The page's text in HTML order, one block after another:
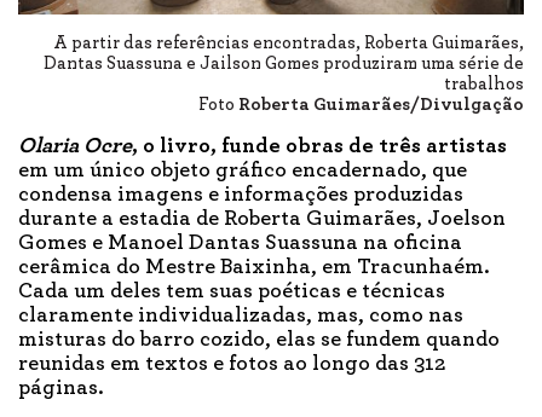
A partir das referências encontradas, Roberta Guimarães,
Dantas Suassuna e Jailson Gomes produziram uma série de
trabalhos
Foto Roberta Guimarães/Divulgação
Olaria Ocre, o livro, funde obras de três artistas
em um único objeto gráfico encadernado, que
condensa imagens e informações produzidas
durante a estadia de Roberta Guimarães, Joelson
Gomes e Manoel Dantas Suassuna na oficina
cerâmica do Mestre Baixinha, em Tracunhaém.
Cada um deles tem suas poéticas e técnicas
claramente individualizadas, mas, como nas
misturas do barro cozido, elas se fundem quando
reunidas em textos e fotos ao longo das 312
páginas.